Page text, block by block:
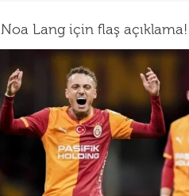
Noa Lang için flaş açıklama!